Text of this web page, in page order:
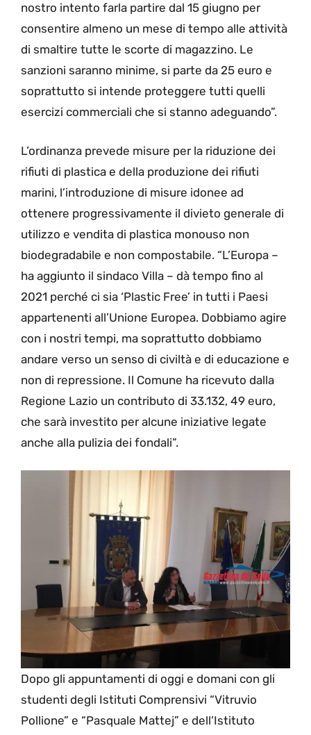
nostro intento farla partire dal 15 giugno per
consentire almeno un mese di tempo alle attività
di smaltire tutte le scorte di magazzino. Le
sanzioni saranno minime, si parte da 25 euro e
soprattutto si intende proteggere tutti quelli
esercizi commerciali che si stanno adeguando”.
L’ordinanza prevede misure per la riduzione dei
rifiuti di plastica e della produzione dei rifiuti
marini, l’introduzione di misure idonee ad
ottenere progressivamente il divieto generale di
utilizzo e vendita di plastica monouso non
biodegradabile e non compostabile. “L’Europa –
ha aggiunto il sindaco Villa – dà tempo fino al
2021 perché ci sia ‘Plastic Free’ in tutti i Paesi
appartenenti all’Unione Europea. Dobbiamo agire
con i nostri tempi, ma soprattutto dobbiamo
andare verso un senso di civiltà e di educazione e
non di repressione. Il Comune ha ricevuto dalla
Regione Lazio un contributo di 33.132, 49 euro,
che sarà investito per alcune iniziative legate
anche alla pulizia dei fondali”.
Dopo gli appuntamenti di oggi e domani con gli
studenti degli Istituti Comprensivi “Vitruvio
Pollione” e “Pasquale Mattej” e dell’Istituto